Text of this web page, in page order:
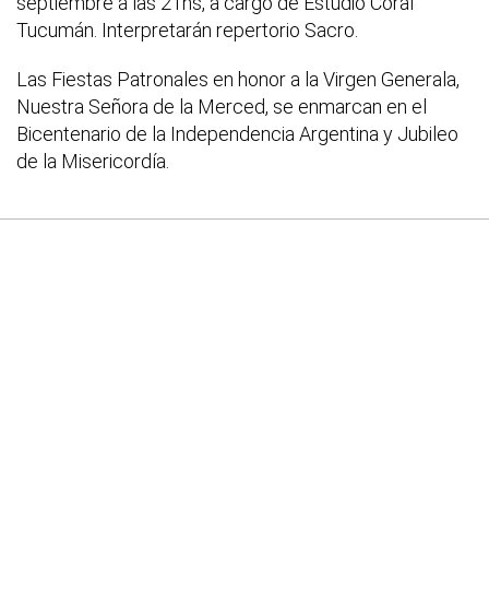
Tucumán. Interpretarán repertorio Sacro.
Las Fiestas Patronales en honor a la Virgen Generala,
Nuestra Señora de la Merced, se enmarcan en el
Bicentenario de la Independencia Argentina y Jubileo
de la Misericordía.